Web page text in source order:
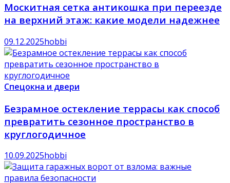
Москитная сетка антикошка при переезде
на верхний этаж: какие модели надежнее
09.12.2025hobbi
Спецокна и двери
Безрамное остекление террасы как способ
превратить сезонное пространство в
круглогодичное
10.09.2025hobbi